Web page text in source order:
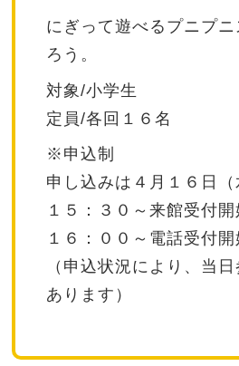
にぎって遊べるプニプニ
ろう。
対象/小学生
定員/各回１６名
※申込制
申し込みは４月１６日（
１５：３０～来館受付開
１６：００～電話受付開
（申込状況により、当
あります）